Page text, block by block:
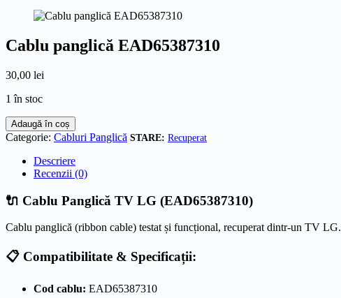
Cablu panglică EAD65387310
30,00 lei
1 în stoc
Cantitate
Cablu
panglică
EAD65387310
Adaugă în coș
Categorie: Cabluri Panglică Recuperat
Descriere
Recenzii (0)
🔌 Cablu Panglică TV LG (EAD65387310)
Cablu panglică (ribbon cable) testat și funcțional, recuperat dintr-un TV LG.
📋 Compatibilitate & Specificații:
Cod cablu: EAD65387310